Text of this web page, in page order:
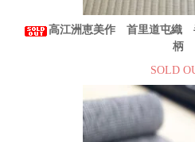
高江洲恵美作 首里道屯織
柄
SOLD